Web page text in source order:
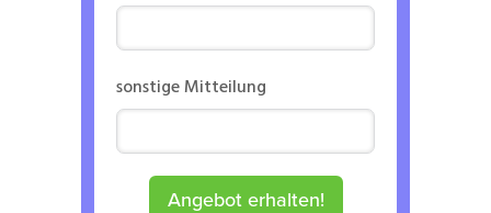
sonstige Mitteilung
Angebot erhalten!